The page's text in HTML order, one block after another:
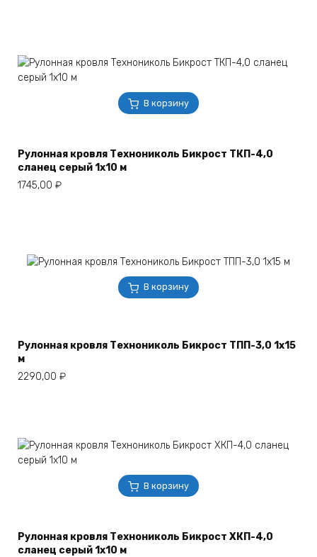
В корзину
Рулонная кровля Технониколь Бикрост ТКП-4,0
сланец серый 1х10 м
1745,00 ₽
В корзину
Рулонная кровля Технониколь Бикрост ТПП-3,0 1х15
м
2290,00 ₽
В корзину
Рулонная кровля Технониколь Бикрост ХКП-4,0
сланец серый 1х10 м